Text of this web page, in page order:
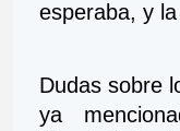
esperaba, y
Dudas sobre
ya